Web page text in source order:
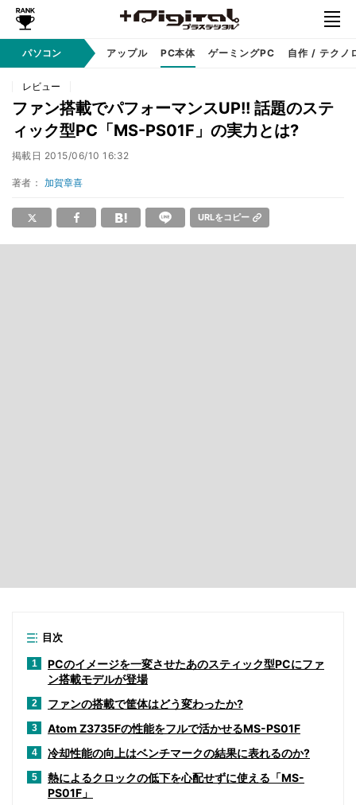
パソコンWindows アップル PC本体 ゲーミングPC 自作 / テクノ
レビュー
ファン搭載でパフォーマンスUP!! 話題のステ
ィック型PC「MS-PS01F」の実力とは?
掲載日 2015/06/10 16:32
著者： 加賀章喜
URLをコピー
目次
1
PCのイメージを一変させたあのスティック型PCにファ
ン搭載モデルが登場
2 ファンの搭載で筐体はどう変わったか?
3 Atom Z3735Fの性能をフルで活かせるMS-PS01F
4 冷却性能の向上はベンチマークの結果に表れるのか?
5
熱によるクロックの低下を心配せずに使える「MS-
PS01F」